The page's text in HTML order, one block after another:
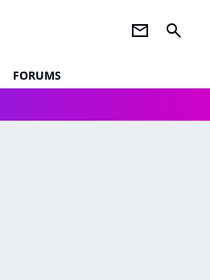
newsletter search
FORUMS